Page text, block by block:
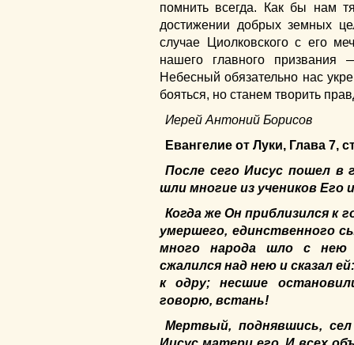
помнить всегда. Как бы нам
достижении добрых земных
случае Циолковского с его
нашего главного
Небесный обязательно нас
бояться, но станем творить
Иерей Антоний Борисов
Евангелие от Луки, Глава 7,
После сего Иисус пошел в
шли многие из учеников Его
Когда же Он приблизился к
умершего, единственного
много народа шло с нею
сжалился над нею и сказал
к одру; несшие
говорю, встань!
Мертвый, поднявшись,